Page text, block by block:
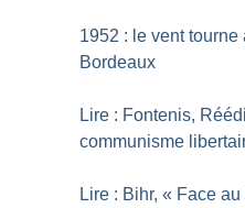
1952 : le vent
Bordeaux
Lire : Fontenis,
communisme
Lire : Bihr, « Face